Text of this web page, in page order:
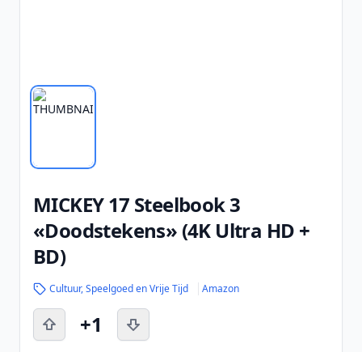
MICKEY 17 Steelbook 3
«Doodstekens» (4K Ultra HD +
BD)
Cultuur, Speelgoed en Vrije Tijd Amazon
+1